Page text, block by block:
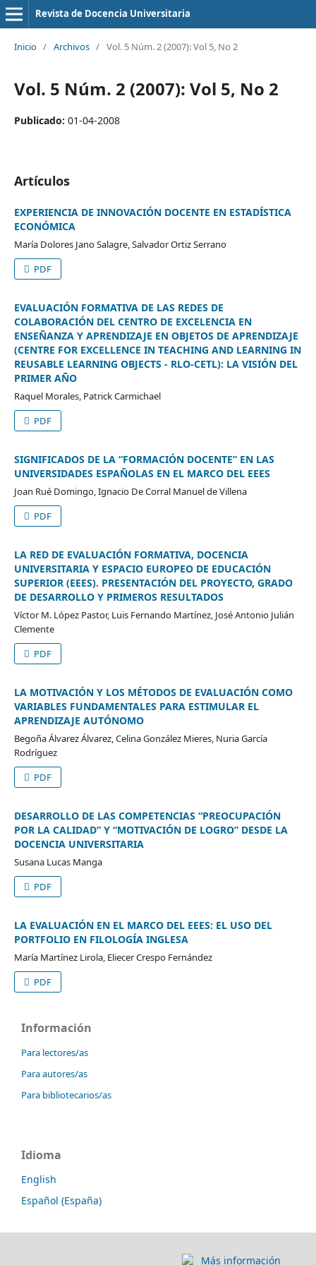
Revista de Docencia Universitaria
Inicio / Archivos / Vol. 5 Núm. 2 (2007): Vol 5, No 2
Vol. 5 Núm. 2 (2007): Vol 5, No 2
Publicado: 01-04-2008
Artículos
EXPERIENCIA DE INNOVACIÓN DOCENTE EN ESTADÍSTICA
ECONÓMICA
María Dolores Jano Salagre, Salvador Ortiz Serrano
PDF
EVALUACIÓN FORMATIVA DE LAS REDES DE
COLABORACIÓN DEL CENTRO DE EXCELENCIA EN
ENSEÑANZA Y APRENDIZAJE EN OBJETOS DE APRENDIZAJE
(CENTRE FOR EXCELLENCE IN TEACHING AND LEARNING IN
REUSABLE LEARNING OBJECTS - RLO-CETL): LA VISIÓN DEL
PRIMER AÑO
Raquel Morales, Patrick Carmichael
PDF
SIGNIFICADOS DE LA “FORMACIÓN DOCENTE” EN LAS
UNIVERSIDADES ESPAÑOLAS EN EL MARCO DEL EEES
Joan Rué Domingo, Ignacio De Corral Manuel de Villena
PDF
LA RED DE EVALUACIÓN FORMATIVA, DOCENCIA
UNIVERSITARIA Y ESPACIO EUROPEO DE EDUCACIÓN
SUPERIOR (EEES). PRESENTACIÓN DEL PROYECTO, GRADO
DE DESARROLLO Y PRIMEROS RESULTADOS
Víctor M. López Pastor, Luis Fernando Martínez, José Antonio Julián
Clemente
PDF
LA MOTIVACIÓN Y LOS MÉTODOS DE EVALUACIÓN COMO
VARIABLES FUNDAMENTALES PARA ESTIMULAR EL
APRENDIZAJE AUTÓNOMO
Begoña Álvarez Álvarez, Celina González Mieres, Nuria García
Rodríguez
PDF
DESARROLLO DE LAS COMPETENCIAS “PREOCUPACIÓN
POR LA CALIDAD” Y “MOTIVACIÓN DE LOGRO” DESDE LA
DOCENCIA UNIVERSITARIA
Susana Lucas Manga
PDF
LA EVALUACIÓN EN EL MARCO DEL EEES: EL USO DEL
PORTFOLIO EN FILOLOGÍA INGLESA
María Martínez Lirola, Eliecer Crespo Fernández
PDF
Información
Para lectores/as
Para autores/as
Para bibliotecarios/as
Idioma
English
Español (España)